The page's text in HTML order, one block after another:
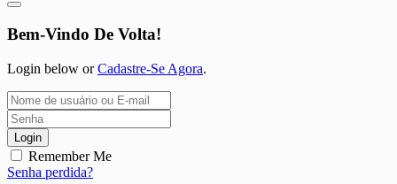
Bem-Vindo De Volta!
Login below orCadastre-Se Agora.
Login
Remember Me
Senha perdida?